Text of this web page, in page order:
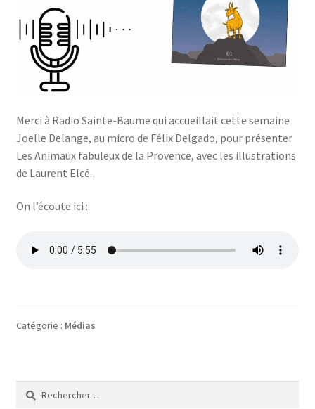
Merci à Radio Sainte-Baume qui accueillait cette semaine
Joëlle Delange, au micro de Félix Delgado, pour présenter
Les Animaux fabuleux de la Provence, avec les illustrations
de Laurent Elcé.
On l’écoute ici :
Catégorie : Médias
Rechercher :